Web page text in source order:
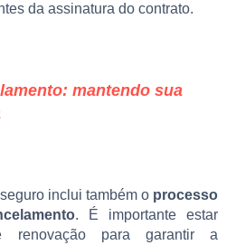
da assinatura do contrato.
mantendo sua
inclui também o processo
. É importante estar
para garantir a